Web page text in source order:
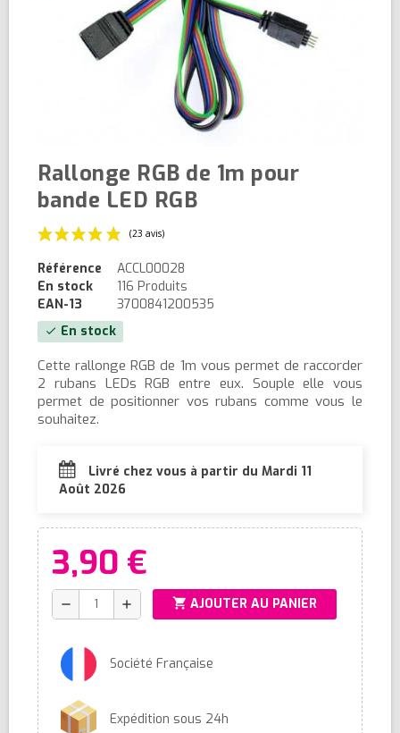
Rallonge RGB de 1m pour
bande LED RGB
Référence
ACCL00028
En stock
116 Produits
EAN-13
3700841200535
check En stock
Cette rallonge RGB de 1m vous permet de raccorder
2 rubans LEDs RGB entre eux. Souple elle vous
permet de positionner vos rubans comme vous le
souhaitez.
Livré chez vous à partir du Mardi 11
Août 2026
3,90 €
remove add shopping_cart AJOUTER AU PANIER
Société Française
Expédition sous 24h